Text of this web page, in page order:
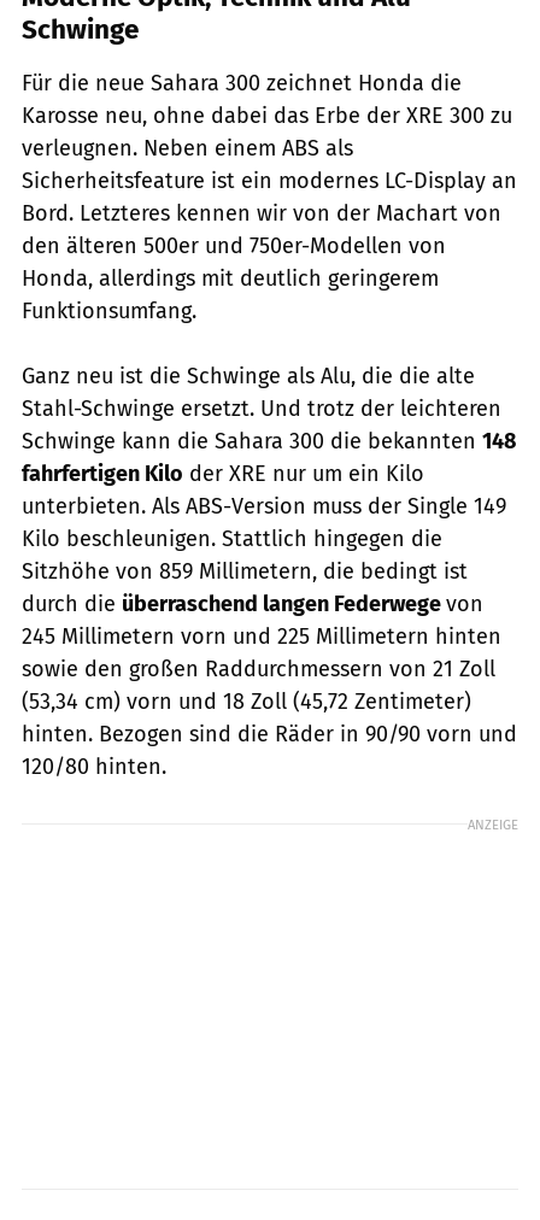
Schwinge
Für die neue Sahara 300 zeichnet Honda die
Karosse neu, ohne dabei das Erbe der XRE 300 zu
verleugnen. Neben einem ABS als
Sicherheitsfeature ist ein modernes LC-Display an
Bord. Letzteres kennen wir von der Machart von
den älteren 500er und 750er-Modellen von
Honda, allerdings mit deutlich geringerem
Funktionsumfang.
Ganz neu ist die Schwinge als Alu, die die alte
Stahl-Schwinge ersetzt. Und trotz der leichteren
Schwinge kann die Sahara 300 die bekannten 148
fahrfertigen Kilo der XRE nur um ein Kilo
unterbieten. Als ABS-Version muss der Single 149
Kilo beschleunigen. Stattlich hingegen die
Sitzhöhe von 859 Millimetern, die bedingt ist
durch die überraschend langen Federwegevon
245 Millimetern vorn und 225 Millimetern hinten
sowie den großen Raddurchmessern von 21 Zoll
(53,34 cm) vorn und 18 Zoll (45,72 Zentimeter)
hinten. Bezogen sind die Räder in 90/90 vorn und
120/80 hinten.
ANZEIGE